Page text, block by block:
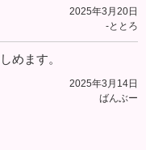
2025年3月20日
-ととろ
めます。
2025年3月14日
ばんぶー